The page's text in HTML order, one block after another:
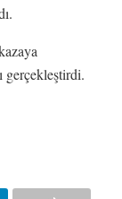
gerçekleştirdi.